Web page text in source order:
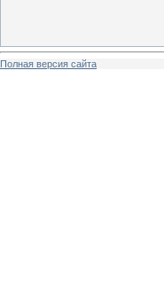
Полная версия сайта